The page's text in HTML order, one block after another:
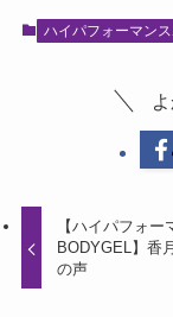
ハイパフォーマン
【ハイパフォー
BODYGEL】香
の声